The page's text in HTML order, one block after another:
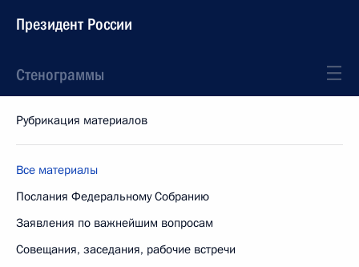
Президент России
Стенограммы
Рубрикация материалов
Все материалы
Послания Федеральному Собранию
Заявления по важнейшим вопросам
Совещания, заседания, рабочие встречи